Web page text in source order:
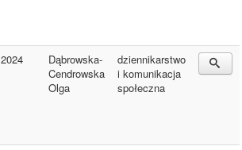
2024
Dąbrowska-
Cendrowska
Olga
dziennikarstwo
i komunikacja
społeczna